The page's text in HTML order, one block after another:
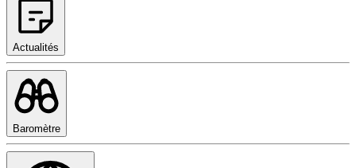
Actualités
Baromètre